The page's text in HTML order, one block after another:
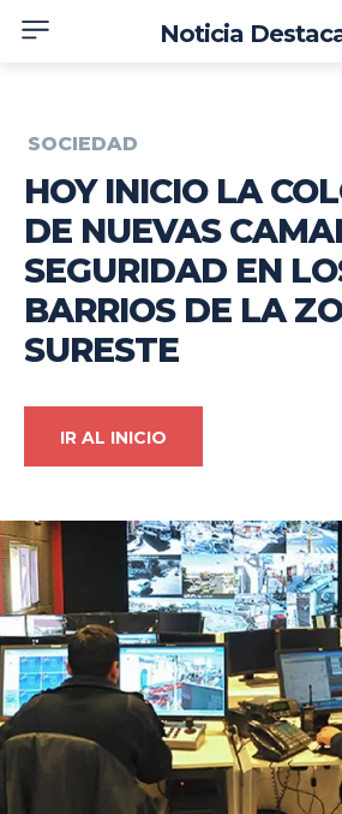
Noticia
SOCIEDAD
HOY INICIO LA
DE NUEVAS
SEGURIDAD EN
BARRIOS DE LA
SURESTE
IR AL INICIO